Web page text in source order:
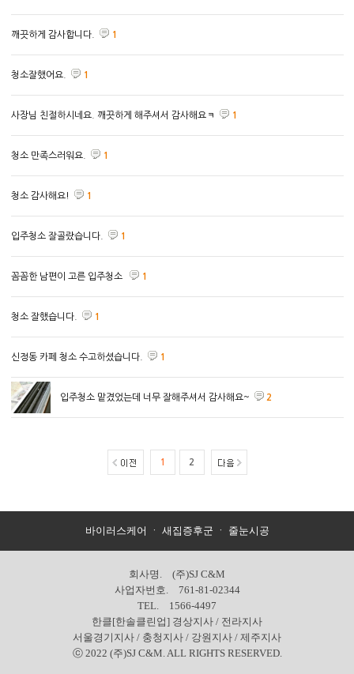
깨끗하게 감사합니다. 1
청소잘했어요. 1
사장님 친절하시네요. 깨끗하게 해주셔서 감사해요ㅋ 1
청소 만족스러워요. 1
청소 감사해요! 1
입주청소 잘골랐습니다. 1
꼼꼼한 남편이 고른 입주청소 1
청소 잘했습니다. 1
신정동 카페 청소 수고하셨습니다. 1
입주청소 맡겼었는데 너무 잘해주셔서 감사해요~ 2
1 2
바이러스케어 ㆍ 새집증후군 ㆍ 줄눈시공
회사명. (주)SJ C&M
사업자번호. 761-81-02344
TEL. 1566-4497
한클[한솔클린업] 경상지사 / 전라지사
서울경기지사 / 충청지사 / 강원지사 / 제주지사
ⓒ 2022 (주)SJ C&M. ALL RIGHTS RESERVED.